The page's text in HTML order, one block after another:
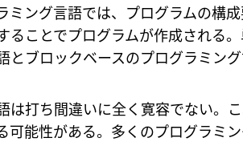
ミング言語では、プログラムの構
ることでプログラムが作成される
とブロックベースのプログラミング
は打ち間違いに全く寛容でない。
可能性がある。多くのプログラミ